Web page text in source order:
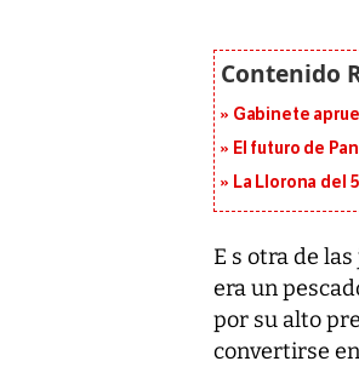
Gabinete
El futuro de
La Llorona del
E s otra de
era un
por su alto
convertirse